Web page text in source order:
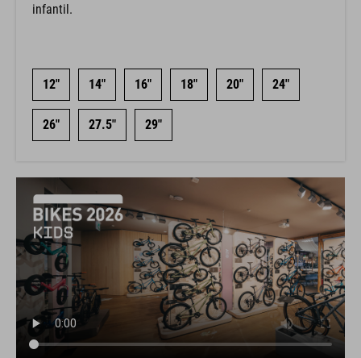
infantil.
12" 14" 16" 18" 20" 24"
26" 27.5" 29"